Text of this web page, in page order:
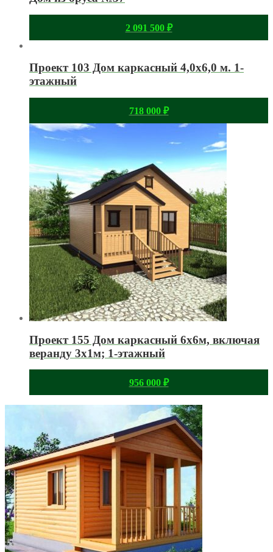
2 091 500 ₽
Проект 103 Дом каркасный 4,0х6,0 м. 1-
этажный
718 000 ₽
Проект 155 Дом каркасный 6х6м, включая
веранду 3х1м; 1-этажный
956 000 ₽